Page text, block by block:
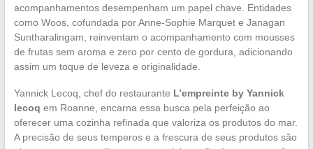
acompanhamentos desempenham um papel chave. Entidades
como Woos, cofundada por Anne-Sophie Marquet e Janagan
Suntharalingam, reinventam o acompanhamento com mousses
de frutas sem aroma e zero por cento de gordura, adicionando
assim um toque de leveza e originalidade.
Yannick Lecoq, chef do restaurante L’empreinte by Yannick
lecoq em Roanne, encarna essa busca pela perfeição ao
oferecer uma cozinha refinada que valoriza os produtos do mar.
A precisão de seus temperos e a frescura de seus produtos são